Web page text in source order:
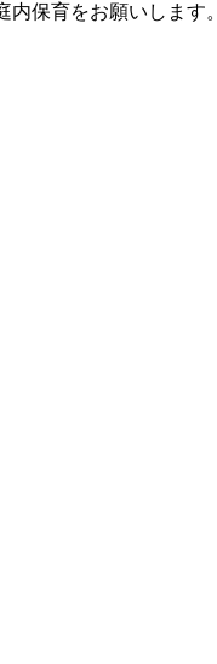
保育をお願いします。